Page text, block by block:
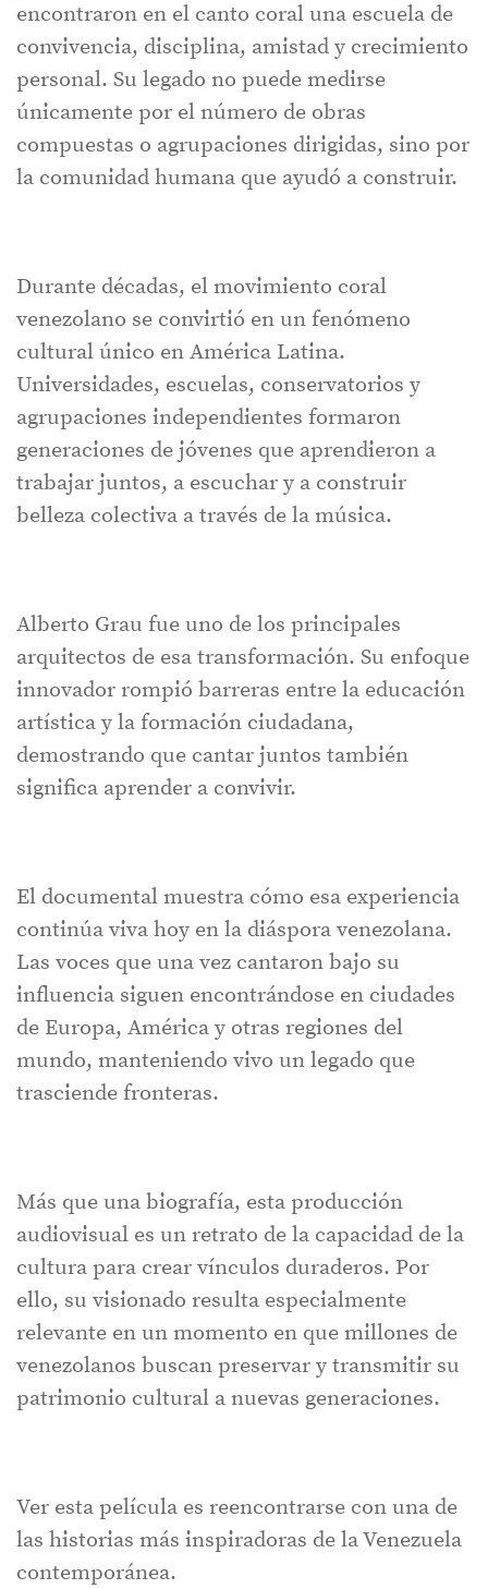
encontraron en el canto coral una escuela de
convivencia, disciplina, amistad y crecimiento
personal. Su legado no puede medirse
únicamente por el número de obras
compuestas o agrupaciones dirigidas, sino por
la comunidad humana que ayudó a construir.
Durante décadas, el movimiento coral
venezolano se convirtió en un fenómeno
cultural único en América Latina.
Universidades, escuelas, conservatorios y
agrupaciones independientes formaron
generaciones de jóvenes que aprendieron a
trabajar juntos, a escuchar y a construir
belleza colectiva a través de la música.
Alberto Grau fue uno de los principales
arquitectos de esa transformación. Su enfoque
innovador rompió barreras entre la educación
artística y la formación ciudadana,
demostrando que cantar juntos también
significa aprender a convivir.
El documental muestra cómo esa experiencia
continúa viva hoy en la diáspora venezolana.
Las voces que una vez cantaron bajo su
influencia siguen encontrándose en ciudades
de Europa, América y otras regiones del
mundo, manteniendo vivo un legado que
trasciende fronteras.
Más que una biografía, esta producción
audiovisual es un retrato de la capacidad de la
cultura para crear vínculos duraderos. Por
ello, su visionado resulta especialmente
relevante en un momento en que millones de
venezolanos buscan preservar y transmitir su
patrimonio cultural a nuevas generaciones.
Ver esta película es reencontrarse con una de
las historias más inspiradoras de la Venezuela
contemporánea.